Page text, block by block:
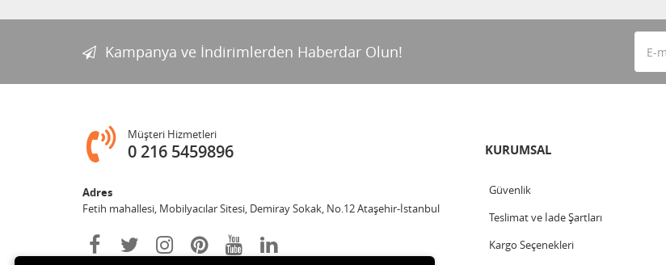
Kampanya ve İndirimlerden Haberdar Olun!
Müşteri Hizmetleri
0 216 5459896
Adres
Fetih mahallesi, Mobilyacılar Sitesi, Demiray Sokak, No.12 Ataşehir-İstanbul
KURUMSAL
Güvenlik
Teslimat ve İade Şartları
Kargo Seçenekleri